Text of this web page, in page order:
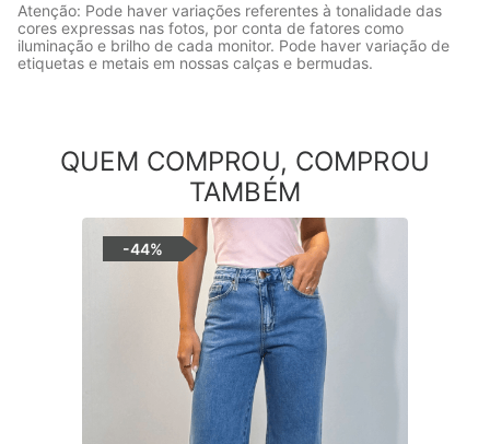
Atenção: Pode haver variações referentes à tonalidade das
cores expressas nas fotos, por conta de fatores como
iluminação e brilho de cada monitor. Pode haver variação de
etiquetas e metais em nossas calças e bermudas.
QUEM COMPROU, COMPROU
TAMBÉM
-44%